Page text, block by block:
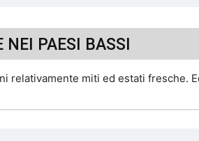
PAESI BASSI
relativamente miti ed estati fresche.